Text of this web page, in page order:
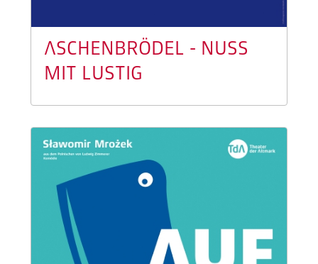
ASCHENBRÖDEL - NUSS
MIT LUSTIG